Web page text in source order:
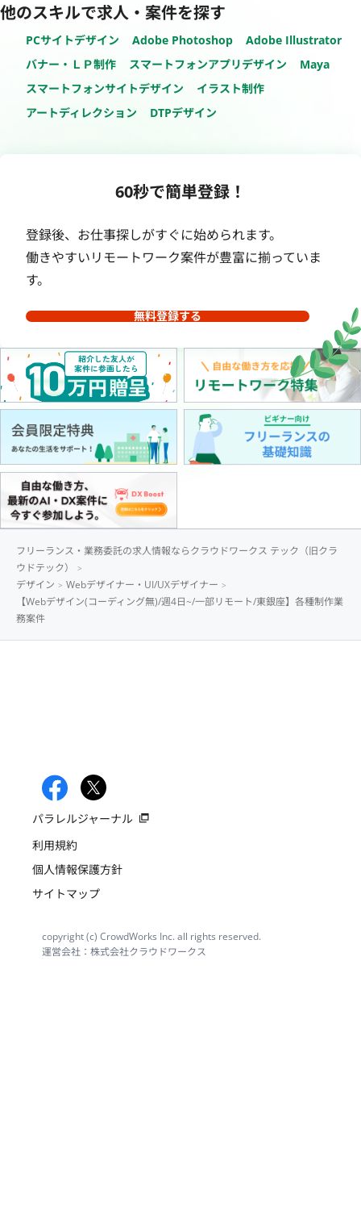
他のスキルで求人・案件を探す
PCサイトデザイン Adobe Photoshop
Adobe Illustrator
バナー・ＬＰ制作
スマートフォンアプリデザイン
Maya
スマートフォンサイトデザイン
イラスト制作
アートディレクション
DTPデザイン
60秒で簡単登録！
登録後、お仕事探しがすぐに始められます。
働きやすいリモートワーク案件が豊富に揃っていま
す。
無料登録する
フリーランス・業務委託の求人情報ならクラウドワークス テック（旧クラ
ウドテック）
デザイン
Webデザイナー・UI/UXデザイナー
【Webデザイン(コーディング無)/週4日~/一部リモート/東銀座】各種制作業
務案件
パラレルジャーナル
利用規約
個人情報保護方針
サイトマップ
copyright (c) CrowdWorks Inc. all rights reserved.
運営会社：株式会社クラウドワークス